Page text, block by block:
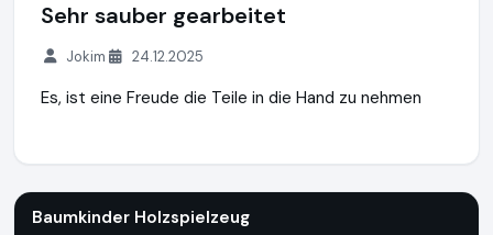
Sehr sauber gearbeitet
Jokim 24.12.2025
Es, ist eine Freude die Teile in die Hand zu nehmen
Baumkinder Holzspielzeug